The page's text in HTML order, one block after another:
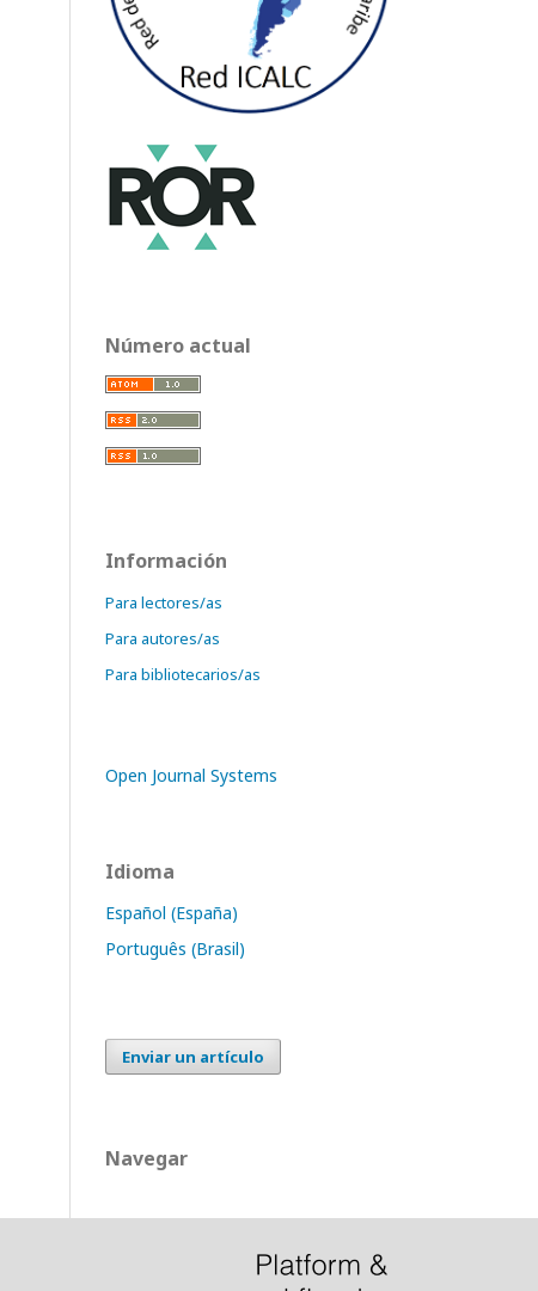
Número actual
Información
Para lectores/as
Para autores/as
Para bibliotecarios/as
Open Journal Systems
Idioma
Español (España)
Português (Brasil)
Enviar un artículo
Navegar